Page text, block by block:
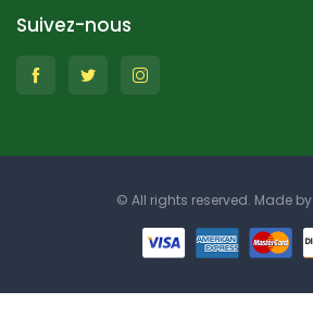
Suivez-nous
© All rights reserved. Made by